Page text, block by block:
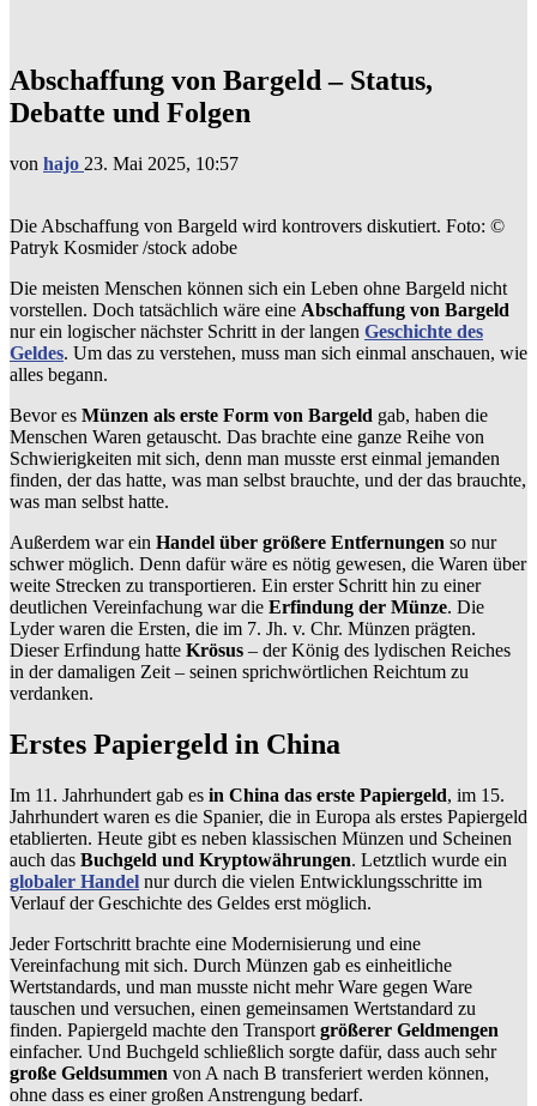
Abschaffung von Bargeld – Status,
Debatte und Folgen
von hajo 23. Mai 2025, 10:57
Die Abschaffung von Bargeld wird kontrovers diskutiert. Foto: ©
Patryk Kosmider /stock adobe
Die meisten Menschen können sich ein Leben ohne Bargeld nicht
vorstellen. Doch tatsächlich wäre eine Abschaffung von Bargeld
nur ein logischer nächster Schritt in der langen Geschichte des
Geldes. Um das zu verstehen, muss man sich einmal anschauen, wie
alles begann.
Bevor es Münzen als erste Form von Bargeld gab, haben die
Menschen Waren getauscht. Das brachte eine ganze Reihe von
Schwierigkeiten mit sich, denn man musste erst einmal jemanden
finden, der das hatte, was man selbst brauchte, und der das brauchte,
was man selbst hatte.
Außerdem war ein Handel über größere Entfernungen so nur
schwer möglich. Denn dafür wäre es nötig gewesen, die Waren über
weite Strecken zu transportieren. Ein erster Schritt hin zu einer
deutlichen Vereinfachung war die Erfindung der Münze. Die
Lyder waren die Ersten, die im 7. Jh. v. Chr. Münzen prägten.
Dieser Erfindung hatte Krösus – der König des lydischen Reiches
in der damaligen Zeit – seinen sprichwörtlichen Reichtum zu
verdanken.
Erstes Papiergeld in China
Im 11. Jahrhundert gab es in China das erste Papiergeld, im 15.
Jahrhundert waren es die Spanier, die in Europa als erstes Papiergeld
etablierten. Heute gibt es neben klassischen Münzen und Scheinen
auch das Buchgeld und Kryptowährungen. Letztlich wurde ein
globaler Handel nur durch die vielen Entwicklungsschritte im
Verlauf der Geschichte des Geldes erst möglich.
Jeder Fortschritt brachte eine Modernisierung und eine
Vereinfachung mit sich. Durch Münzen gab es einheitliche
Wertstandards, und man musste nicht mehr Ware gegen Ware
tauschen und versuchen, einen gemeinsamen Wertstandard zu
finden. Papiergeld machte den Transport größerer Geldmengen
einfacher. Und Buchgeld schließlich sorgte dafür, dass auch sehr
große Geldsummen von A nach B transferiert werden können,
ohne dass es einer großen Anstrengung bedarf.